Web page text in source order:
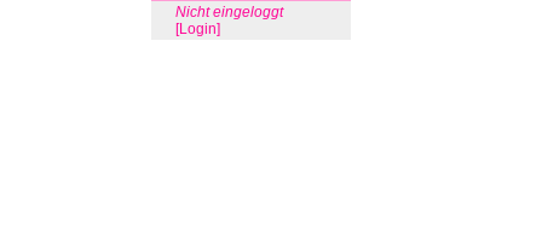
Nicht eingeloggt
[Login]